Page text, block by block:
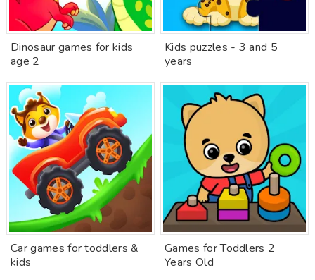
Dinosaur games for kids
age 2
Kids puzzles - 3 and 5
years
Car games for toddlers &
kids
Games for Toddlers 2
Years Old